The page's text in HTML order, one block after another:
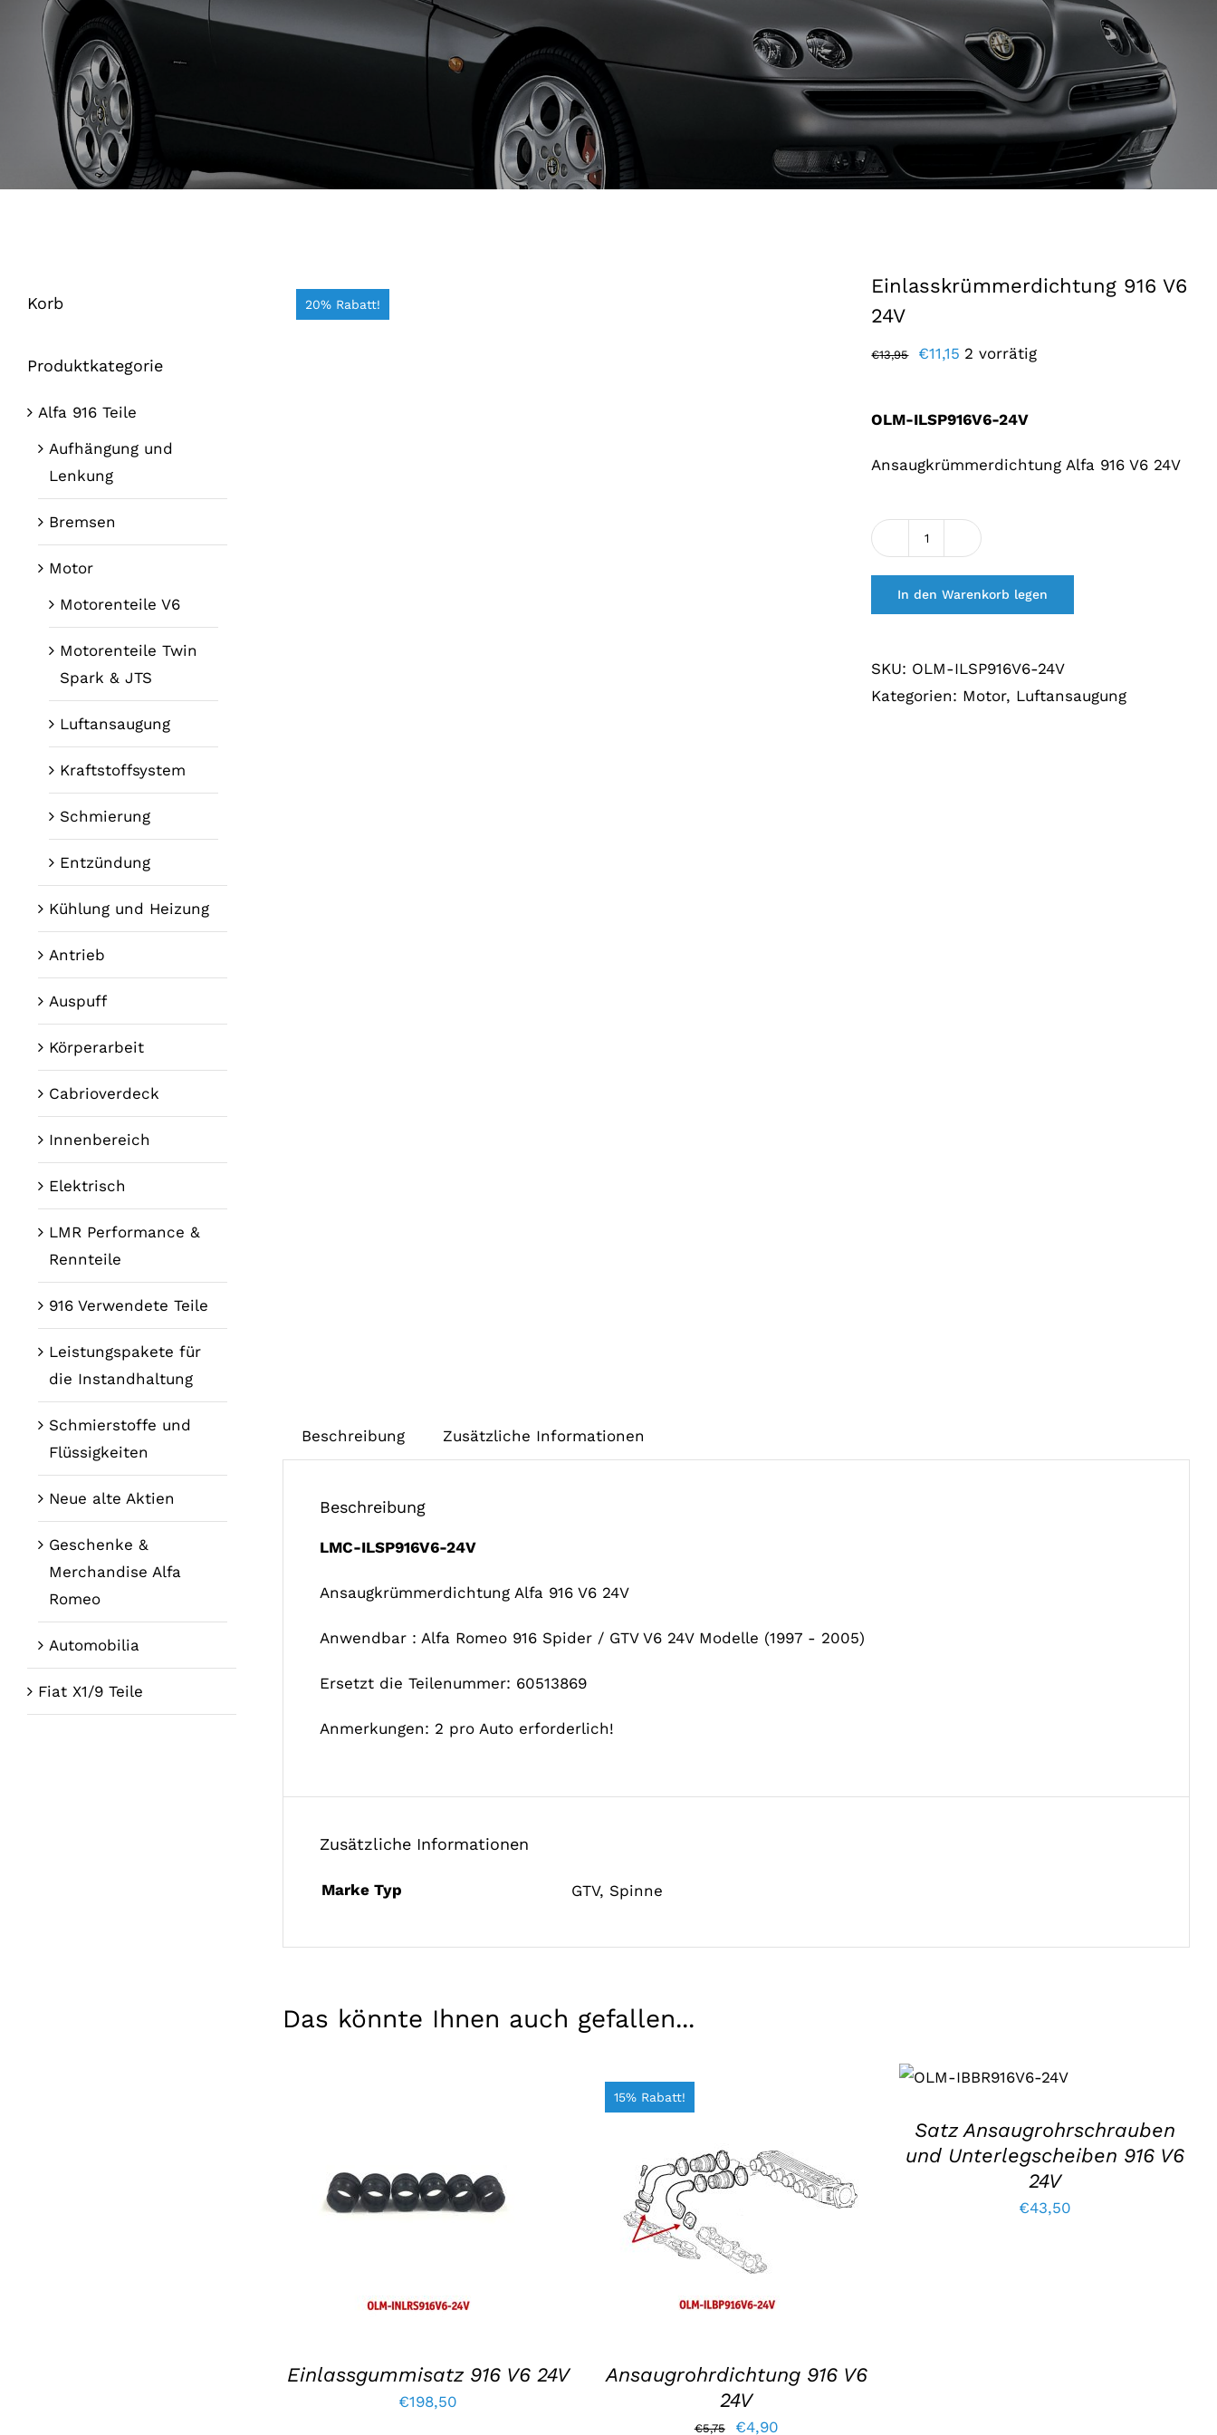
20% Rabatt!
Einlasskrümmerdichtung 916 V6
24V
€13,95
Der
€13,95.
€11,15 Der
€11,15.
2 vorrätig
OLM-ILSP916V6-24V
Ansaugkrümmerdichtung Alfa 916 V6 24V
Inlaatspruitstuk
pakking
916
24V
Menge
In den Warenkorb legen
SKU: OLM-ILSP916V6-24V
Kategorien: Motor, Luftansaugung
Beschreibung Zusätzliche Informationen
Beschreibung
LMC-ILSP916V6-24V
Ansaugkrümmerdichtung Alfa 916 V6 24V
Anwendbar : Alfa Romeo 916 Spider / GTV V6 24V Modelle (1997 - 2005)
Ersetzt die Teilenummer: 60513869
Anmerkungen: 2 pro Auto erforderlich!
Zusätzliche Informationen
Marke Typ GTV, Spinne
Das könnte Ihnen auch gefallen...
IN DEN WARENKORB LEGEN
EINZELHEITEN
Einlassgummisatz 916 V6 24V
€198,50
15% Rabatt!
IN DEN WARENKORB LEGEN
/
EINZELHEITEN
Ansaugrohrdichtung 916 V6
24V
€5,75
Der
€4,90Der
LEGEN
/
Satz Ansaugrohrschrauben
und Unterlegscheiben 916 V6
24V
€43,50
Korb
Produktkategorie
Alfa 916 Teile
Aufhängung und
Lenkung
Bremsen
Motor
Motorenteile V6
Motorenteile Twin
Spark & JTS
Luftansaugung
Kraftstoffsystem
Schmierung
Entzündung
Kühlung und Heizung
Antrieb
Auspuff
Körperarbeit
Cabrioverdeck
Innenbereich
Elektrisch
LMR Performance &
Rennteile
916 Verwendete Teile
Leistungspakete für
die Instandhaltung
Schmierstoffe und
Flüssigkeiten
Neue alte Aktien
Geschenke &
Merchandise Alfa
Romeo
Automobilia
Fiat X1/9 Teile